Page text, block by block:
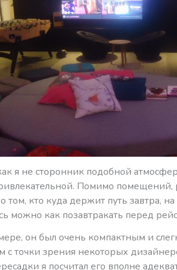
я не сторонник подобной
Помимо
том, кто куда держит путь завтра,
можно как позавтракать перед
он был очень компактным и
точки зрения некоторых
я посчитал его вполне